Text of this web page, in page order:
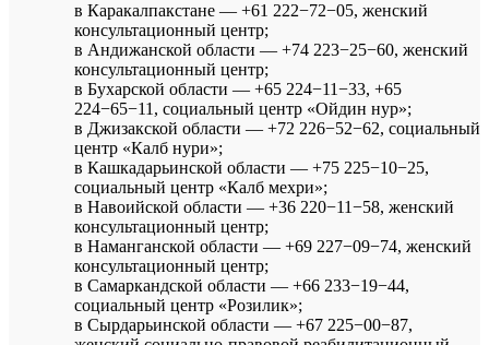
в Каракалпакстане — +61 222−72−05, женский
консультационный центр;
в Андижанской области — +74 223−25−60, женский
консультационный центр;
в Бухарской области — +65 224−11−33, +65
224−65−11, социальный центр «Ойдин нур»;
в Джизакской области — +72 226−52−62, социальный
центр «Калб нури»;
в Кашкадарьинской области — +75 225−10−25,
социальный центр «Калб мехри»;
в Навоийской области — +36 220−11−58, женский
консультационный центр;
в Наманганской области — +69 227−09−74, женский
консультационный центр;
в Самаркандской области — +66 233−19−44,
социальный центр «Розилик»;
в Сырдарьинской области — +67 225−00−87,